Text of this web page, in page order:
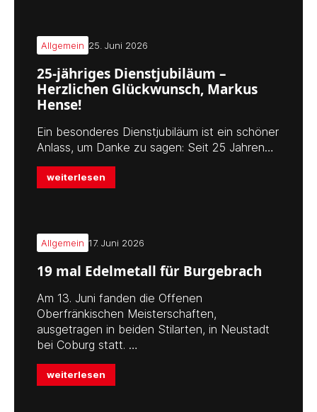
Allgemein 25. Juni 2026
25-jähriges Dienstjubiläum –
Herzlichen Glückwunsch, Markus
Hense!
Ein besonderes Dienstjubiläum ist ein schöner
Anlass, um Danke zu sagen: Seit 25 Jahren…
weiterlesen
Allgemein 17. Juni 2026
19 mal Edelmetall für Burgebrach
Am 13. Juni fanden die Offenen
Oberfränkischen Meisterschaften,
ausgetragen in beiden Stilarten, in Neustadt
bei Coburg statt. …
weiterlesen